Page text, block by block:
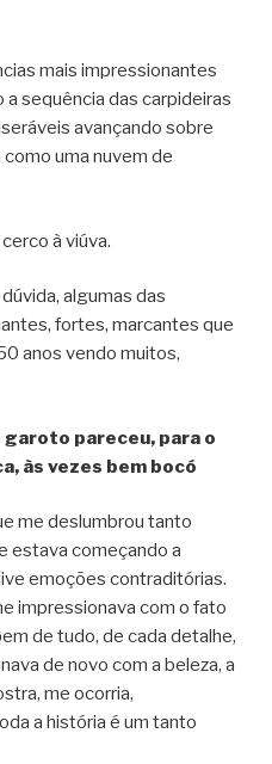
mais impressionantes
a sequência das carpideiras
avançando sobre
uma nuvem de
à viúva.
algumas das
fortes, marcantes que
anos vendo muitos,
garoto pareceu, para o
às vezes bem bocó
me deslumbrou tanto
estava começando a
emoções contraditórias.
impressionava com o fato
de tudo, de cada detalhe,
de novo com a beleza, a
me ocorria,
a história é um tanto